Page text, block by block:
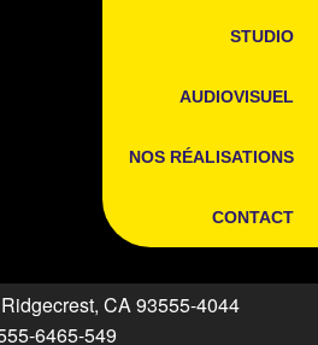
STUDIO
AUDIOVISUEL
NOS RÉALISATIONS
CONTACT
CA 93555-4044
6465-549